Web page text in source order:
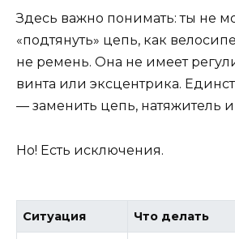
Здесь важно понимать: ты не
«подтянуть» цепь, как
не ремень. Она не имеет
винта или эксцентрика.
— заменить цепь, натяжитель
Но! Есть исключения.
Ситуация Что делать